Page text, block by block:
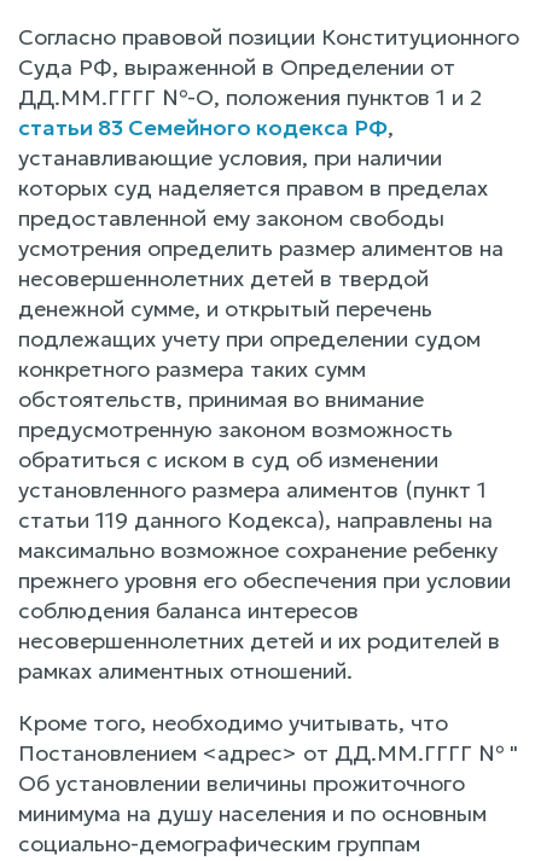
Согласно правовой позиции Конституционного
Суда РФ, выраженной в Определении от
ДД.ММ.ГГГГ №-О, положения пунктов 1 и 2
статьи 83 Семейного кодекса РФ,
устанавливающие условия, при наличии
которых суд наделяется правом в пределах
предоставленной ему законом свободы
усмотрения определить размер алиментов на
несовершеннолетних детей в твердой
денежной сумме, и открытый перечень
подлежащих учету при определении судом
конкретного размера таких сумм
обстоятельств, принимая во внимание
предусмотренную законом возможность
обратиться с иском в суд об изменении
установленного размера алиментов (пункт 1
статьи 119 данного Кодекса), направлены на
максимально возможное сохранение ребенку
прежнего уровня его обеспечения при условии
соблюдения баланса интересов
несовершеннолетних детей и их родителей в
рамках алиментных отношений.
Кроме того, необходимо учитывать, что
Постановлением <адрес> от ДД.ММ.ГГГГ № "
Об установлении величины прожиточного
минимума на душу населения и по основным
социально-демографическим группам